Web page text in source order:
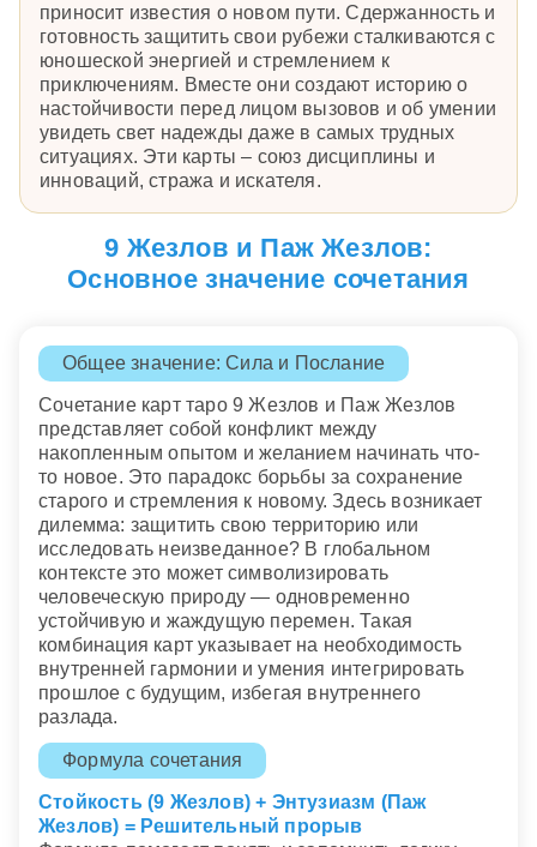
приносит известия о новом пути. Сдержанность и
готовность защитить свои рубежи сталкиваются с
юношеской энергией и стремлением к
приключениям. Вместе они создают историю о
настойчивости перед лицом вызовов и об умении
увидеть свет надежды даже в самых трудных
ситуациях. Эти карты – союз дисциплины и
инноваций, стража и искателя.
9 Жезлов и Паж Жезлов:
Основное значение сочетания
Общее значение: Сила и Послание
Сочетание карт таро 9 Жезлов и Паж Жезлов
представляет собой конфликт между
накопленным опытом и желанием начинать что-
то новое. Это парадокс борьбы за сохранение
старого и стремления к новому. Здесь возникает
дилемма: защитить свою территорию или
исследовать неизведанное? В глобальном
контексте это может символизировать
человеческую природу — одновременно
устойчивую и жаждущую перемен. Такая
комбинация карт указывает на необходимость
внутренней гармонии и умения интегрировать
прошлое с будущим, избегая внутреннего
разлада.
Формула сочетания
Стойкость (9 Жезлов) + Энтузиазм (Паж
Жезлов) = Решительный прорыв